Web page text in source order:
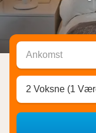
Ankomst
2 Voksne (1